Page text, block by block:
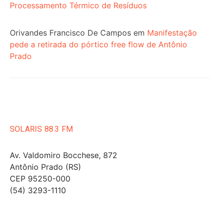
Processamento Térmico de Resíduos
Orivandes Francisco De Campos em Manifestação
pede a retirada do pórtico free flow de Antônio
Prado
SOLARIS 88.3 FM
Av. Valdomiro Bocchese, 872
Antônio Prado (RS)
CEP 95250-000
(54) 3293-1110